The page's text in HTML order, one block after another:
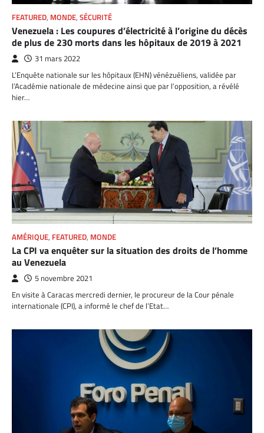
FEATURED, MONDE, SÉCURITÉ
Venezuela : Les coupures d’électricité à l’origine du décès
de plus de 230 morts dans les hôpitaux de 2019 à 2021
31 mars 2022
L’Enquête nationale sur les hôpitaux (EHN) vénézuéliens, validée par
l’Académie nationale de médecine ainsi que par l’opposition, a révélé
hier…
AMÉRIQUE, FEATURED, MONDE
La CPI va enquêter sur la situation des droits de l’homme
au Venezuela
5 novembre 2021
En visite à Caracas mercredi dernier, le procureur de la Cour pénale
internationale (CPI), a informé le chef de l’Etat…